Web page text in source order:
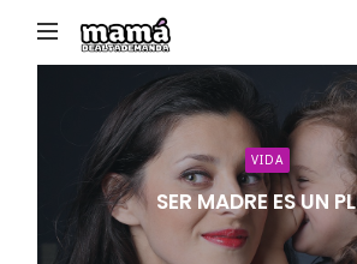
de
Alta
Demanda
VIDA
SER MADRE ES UN